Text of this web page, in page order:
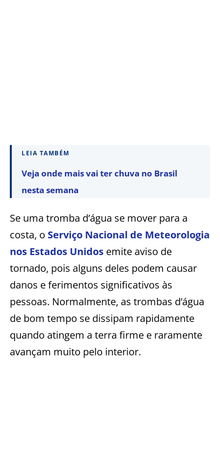
LEIA TAMBÉM
Veja onde mais vai ter chuva no Brasil
nesta semana
Se uma tromba d’água se mover para a
costa, o Serviço Nacional de Meteorologia
nos Estados Unidos emite aviso de
tornado, pois alguns deles podem causar
danos e ferimentos significativos às
pessoas. Normalmente, as trombas d’água
de bom tempo se dissipam rapidamente
quando atingem a terra firme e raramente
avançam muito pelo interior.